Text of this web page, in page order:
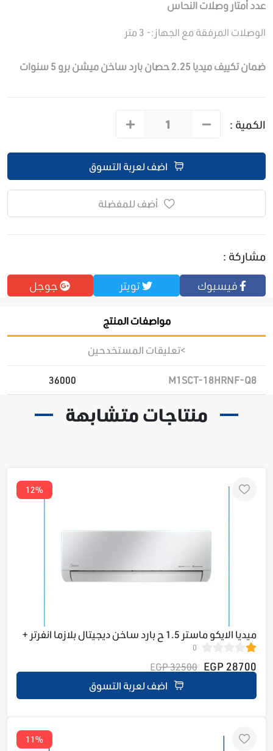
عدد أمتار وصلاتالنحاس
الوصلات المرفقة مع الجهاز:- 3 متر
ضمان تكييف ميديا 2.25 حصان بارد ساخن ميشن برو 5 سنوات
الكمية :
اضف لعربة التسوق
أضف للمفضلة
مشاركة :
فيسبوك تويتر جوجل
مواصفات المنتج
>تعليقات المستخدحين
M1SCT-18HRNF-Q8
36000
منتاجات متشابهة
12%
ميديا الايكو ماستر 1.5 ح بارد ساخن ديجيتال بلازما انفرتر +
واي فاي M1SEFT-12HRDN8F-Q8
0
28700 EGP
32500 EGP
اضف لعربة التسوق
11%